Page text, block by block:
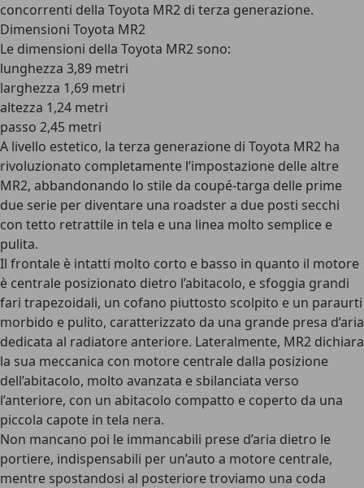
concorrenti della Toyota MR2 di terza generazione.
Dimensioni Toyota MR2
Le dimensioni della Toyota MR2 sono:
lunghezza 3,89 metri
larghezza 1,69 metri
altezza 1,24 metri
passo 2,45 metri
A livello estetico, la terza generazione di Toyota MR2 ha
rivoluzionato completamente l’impostazione delle altre
MR2, abbandonando lo stile da coupé-targa delle prime
due serie per diventare una roadster a due posti secchi
con tetto retrattile in tela e una linea molto semplice e
pulita.
Il frontale è intatti molto corto e basso in quanto il motore
è centrale posizionato dietro l’abitacolo, e sfoggia grandi
fari trapezoidali, un cofano piuttosto scolpito e un paraurti
morbido e pulito, caratterizzato da una grande presa d’aria
dedicata al radiatore anteriore. Lateralmente, MR2 dichiara
la sua meccanica con motore centrale dalla posizione
dell’abitacolo, molto avanzata e sbilanciata verso
l’anteriore, con un abitacolo compatto e coperto da una
piccola capote in tela nera.
Non mancano poi le immancabili prese d’aria dietro le
portiere, indispensabili per un’auto a motore centrale,
mentre spostandosi al posteriore troviamo una coda